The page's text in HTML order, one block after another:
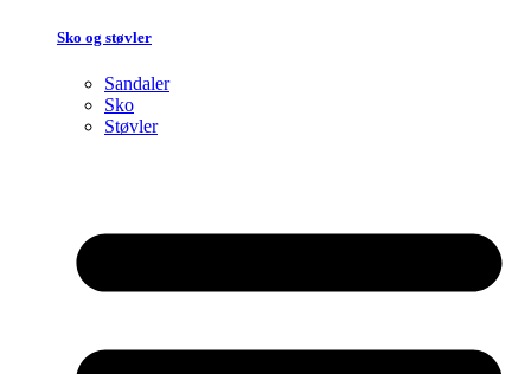
Sko og støvler
Sandaler
Sko
Støvler